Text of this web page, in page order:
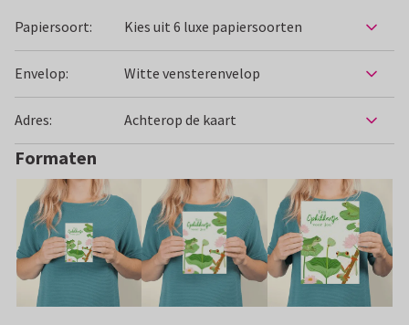
Papiersoort: Kies uit 6 luxe papiersoorten
Envelop: Witte vensterenvelop
Adres: Achterop de kaart
Formaten